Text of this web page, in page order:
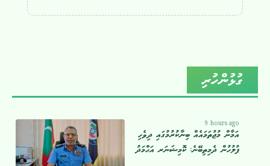
ގުޅުންހުރި
9 hours ago
އަމާން މުޖުތަމައެއް ބިނާކުރުމުގައި ދިވެހި
ފުލުހުން ދެމިތިބޭނެ: ކޮމިޝަނަރ އަޙްމަދު